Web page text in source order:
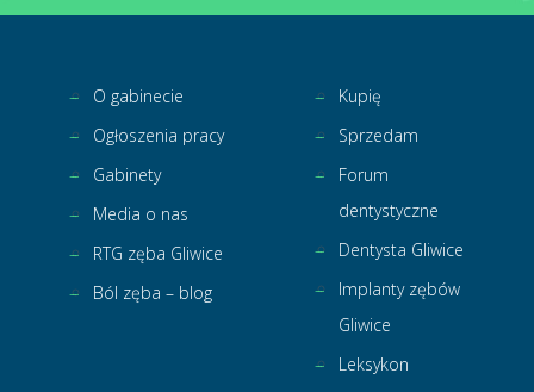
O gabinecie
Ogłoszenia pracy
Gabinety
Media o nas
RTG zęba Gliwice
Ból zęba – blog
Kupię
Sprzedam
Forum
dentystyczne
Dentysta Gliwice
Implanty zębów
Gliwice
Leksykon